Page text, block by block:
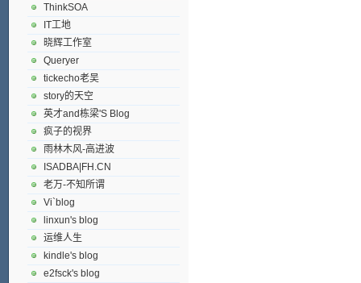
ThinkSOA
IT工地
晓辉工作室
Queryer
tickecho老吴
story的天空
英才and栋梁'S Blog
疯子的视界
雨林木风-高进波
ISADBA|FH.CN
老万-不知所谓
Vi`blog
linxun's blog
运维人生
kindle's blog
e2fsck's blog